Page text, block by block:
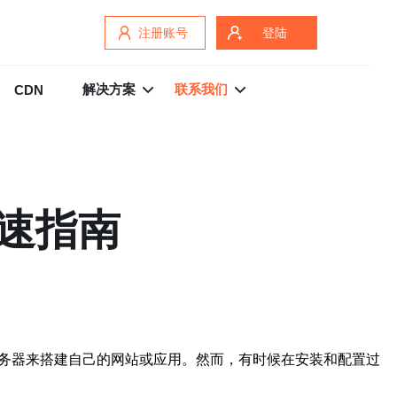
注册账号 登陆
CDN 解决方案 联系我们
指南
来搭建自己的网站或应用。然而，有时候在安装和配置过